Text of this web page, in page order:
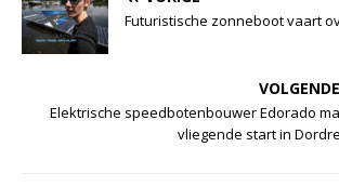
Futuristische zonneboot vaart
VOLGENDE
Elektrische speedbotenbouwer Edorado
vliegende start in